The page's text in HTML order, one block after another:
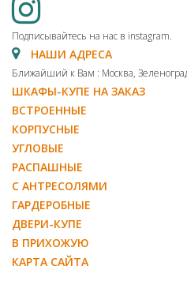
Подписывайтесь на нас в instagram.
НАШИ АДРЕСА
Ближайший к Вам : Москва,
ШКАФЫ-КУПЕ НА ЗАКАЗ
ВСТРОЕННЫЕ
КОРПУСНЫЕ
УГЛОВЫЕ
РАСПАШНЫЕ
С АНТРЕСОЛЯМИ
ГАРДЕРОБНЫЕ
ДВЕРИ-КУПЕ
В ПРИХОЖУЮ
КАРТА САЙТА